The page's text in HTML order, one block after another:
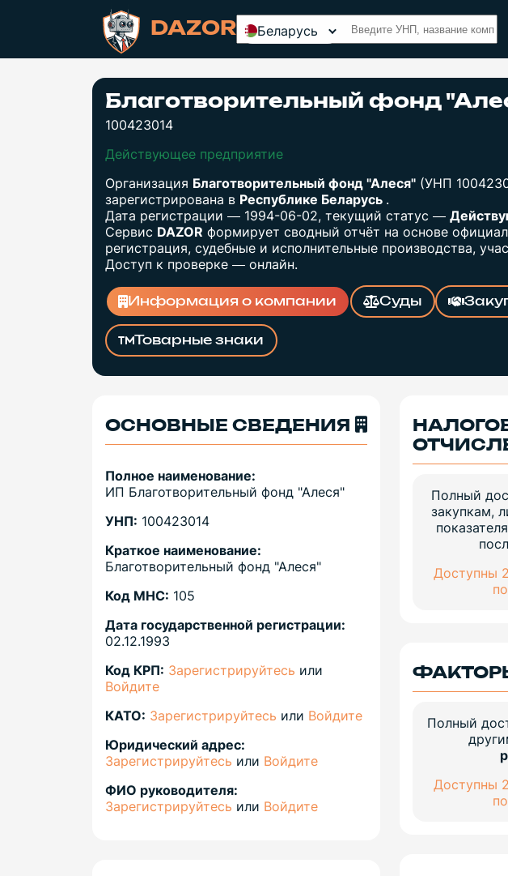
DAZOR Беларусь
Благотворительный фонд
100423014
Действующее предприятие
Организация Благотворительный фонд "Алеся" (УНП
зарегистрирована в Республике Беларусь .
Дата регистрации — 1994-06-02, текущий статус —
Сервис DAZOR формирует сводный отчёт на основе
регистрация, судебные и исполнительные производства,
Доступ к проверке — онлайн.
Информация о компании Суды
Товарные знаки
ОСНОВНЫЕ СВЕДЕНИЯ
Полное наименование:
ИП Благотворительный фонд "Алеся"
УНП: 100423014
Краткое наименование:
Благотворительный фонд "Алеся"
Код МНС: 105
Дата государственной регистрации:
02.12.1993
Код КРП: Зарегистрируйтесь или
Войдите
КАТО: Зарегистрируйтесь или Войдите
Юридический адрес:
Зарегистрируйтесь или Войдите
ФИО руководителя:
Зарегистрируйтесь или Войдите
Полный
закупкам,
Доступны
Полный
Доступны